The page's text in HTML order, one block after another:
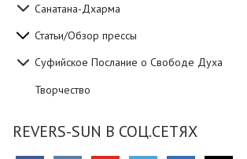
Санатана-Дхарма
Статьи/Обзор прессы
Суфийское Послание о Свободе Духа
Творчество
REVERS-SUN В СОЦ.СЕТЯХ